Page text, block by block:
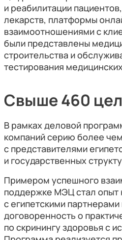
и реабилитации
лекарств, платформы
взаимоотношениями с
были представлены
строительства и
тестирования
Свыше 460
В рамках деловой
компаний серию более
с представителями
и государственных
Примером успешного
поддержке МЭЦ стал
с египетскими
договоренность о
по скринингу здоровья с